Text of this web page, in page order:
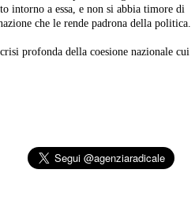
intorno a essa, e non si abbia timore di
che le rende padrona della politica.
profonda della coesione nazionale cui